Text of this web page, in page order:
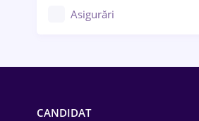
Asigurări
CANDIDAT